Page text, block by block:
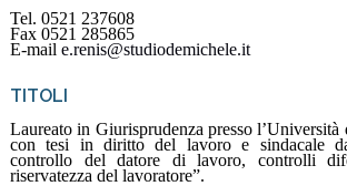
Tel. 0521 237608
Fax 0521 285865
E-mail e.renis@studiodemichele.it
TITOLI
Laureato in Giurisprudenza presso
con tesi in diritto del lavoro e sindacale
controllo del datore di lavoro, controlli
riservatezza del lavoratore”.